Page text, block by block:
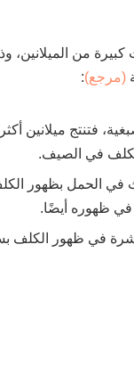
من الميلانين،
(مرجع):
فتنتج ميلانين
في الصيف.
في الحمل بظهور
في ظهوره أيضًا.
في ظهور الكلف